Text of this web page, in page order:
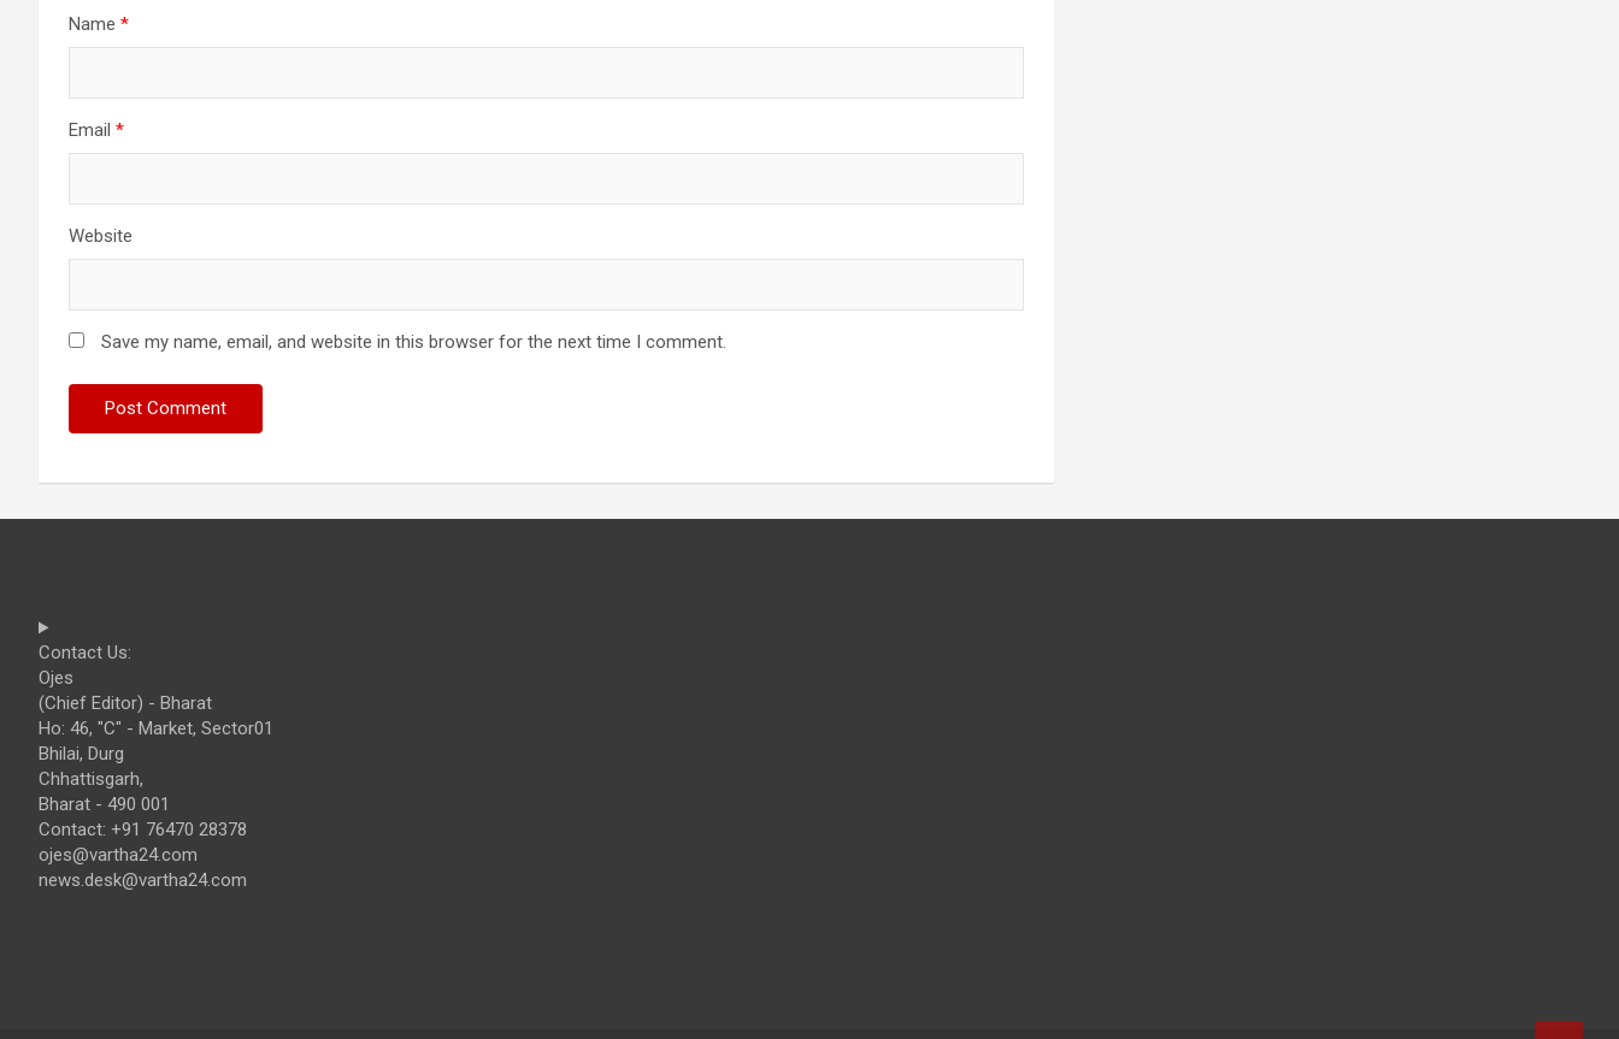
Name *
Email *
Website
Save my name, email, and website in this browser for the next time I comment.
Contact Us:
Ojes
(Chief Editor) - Bharat
Ho: 46, "C" - Market, Sector01
Bhilai, Durg
Chhattisgarh,
Bharat - 490 001
Contact: +91 76470 28378
ojes@vartha24.com
news.desk@vartha24.com